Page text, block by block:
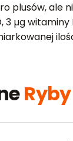
plusów, ale
3 µg